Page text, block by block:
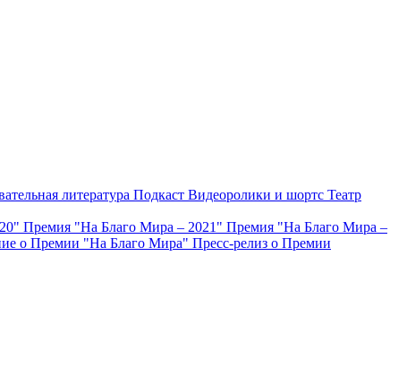
литература Подкаст Видеоролики и шортс Театр
Премия "На Благо Мира – 2021" Премия "На Благо Мира –
о Премии "На Благо Мира" Пресс-релиз о Премии